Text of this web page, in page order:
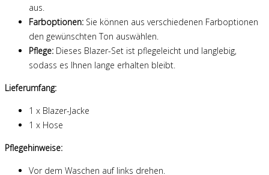
aus.
Farboptionen: Sie können aus verschiedenen Farboptionen
den gewünschten Ton auswählen.
Pflege: Dieses Blazer-Set ist pflegeleicht und langlebig,
sodass es Ihnen lange erhalten bleibt.
Lieferumfang:
1 x Blazer-Jacke
1 x Hose
Pflegehinweise:
Vor dem Waschen auf links drehen.